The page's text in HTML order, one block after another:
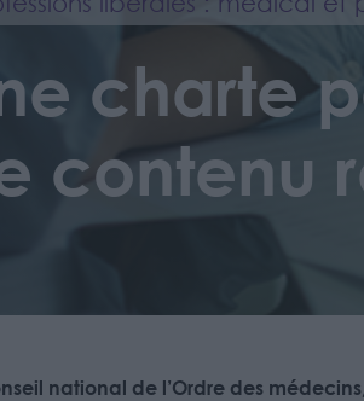
charte
contenu
national de l’Ordre des